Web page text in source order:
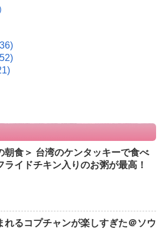
朝食＞ 台湾のケンタッキーで食べ
ライドチキン入りのお粥が最高！
れるコプチャンが楽しすぎた＠ソウ